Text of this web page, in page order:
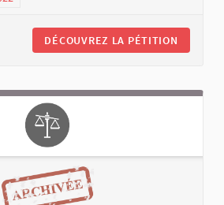
DÉCOUVREZ LA PÉTITION